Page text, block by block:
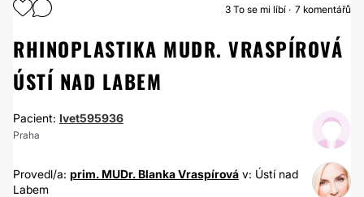
3 To se mi líbí 7 komentářů
RHINOPLASTIKA MUDR. VRASPÍROVÁ
ÚSTÍ NAD LABEM
Pacient: Ivet595936
Praha
Provedl/a: prim. MUDr. Blanka Vraspírová v: Ústí nad
Labem